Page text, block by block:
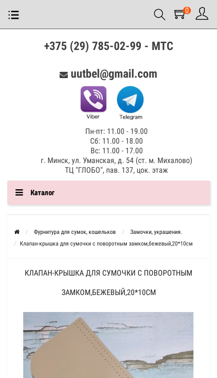
0
+375 (29) 785-02-99 - МТС
uutbel@gmail.com
Пн-пт: 11.00 - 19.00
Сб: 11.00 - 18.00
Вс: 11.00 - 17.00
г. Минск, ул. Уманская, д. 54 (ст. м. Михалово)
ТЦ "ГЛОБО", пав. 137, цок. этаж
Каталог
Фурнитура для сумок, кошельков
Замочки, украшения.
Клапан-крышка для сумочки с поворотным замком,бежевый,20*10см
КЛАПАН-КРЫШКА ДЛЯ СУМОЧКИ С ПОВОРОТНЫМ
ЗАМКОМ,БЕЖЕВЫЙ,20*10СМ